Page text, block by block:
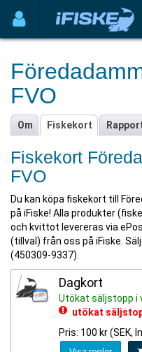
FVO
Om Fiskekort
Fiskekort
FVO
Du kan köpa fiskekort till
på iFiske! Alla produkter
och kvittot levereras via
(tillval) från oss på iFiske.
(450309-9337).
Dagkort
Utökat säljstopp i
utökat
Pris: 100 kr (SEK,